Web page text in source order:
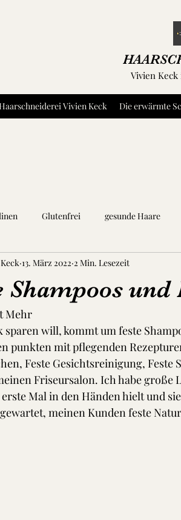
Vivien
Vivien Keck Die erwärmte
Glutenfrei gesunde Haare
Kräuter und Gewürze
Brot
Shampoos und
13. März 2022 2 Min. Lesezeit
Mehr
sparen will, kommt um feste
punkten mit pflegenden
Feste Gesichtsreinigung,
Friseursalon. Ich habe große
erste Mal in den Händen hielt und
meinen Kunden feste